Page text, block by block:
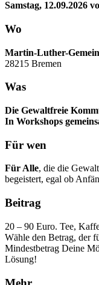
Samstag, 12.09.2026
Wo
Martin-Luther-
28215 Bremen
Was
Die Gewaltfreie
In Workshops
Für wen
Für Alle, die die
begeistert, egal ob
Beitrag
20 – 90 Euro. Tee,
Wähle den Betrag, der
Mindestbetrag Deine
Lösung!